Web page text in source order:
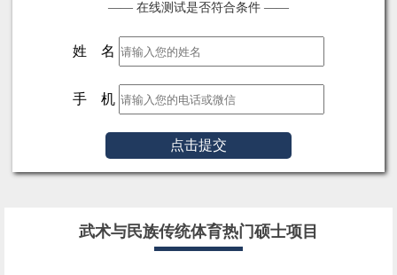
—— 在线测试是否符合条件 ——
姓 名
手 机
点击提交
武术与民族传统体育热门硕士项目